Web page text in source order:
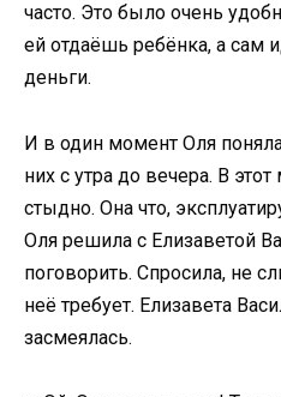
часто. Это было очень
ей отдаёшь ребёнка, а сам
деньги.
И в один момент Оля
них с утра до вечера. В
стыдно. Она что,
Оля решила с Елизаветой
поговорить. Спросила, не
неё требует. Елизавета
засмеялась.